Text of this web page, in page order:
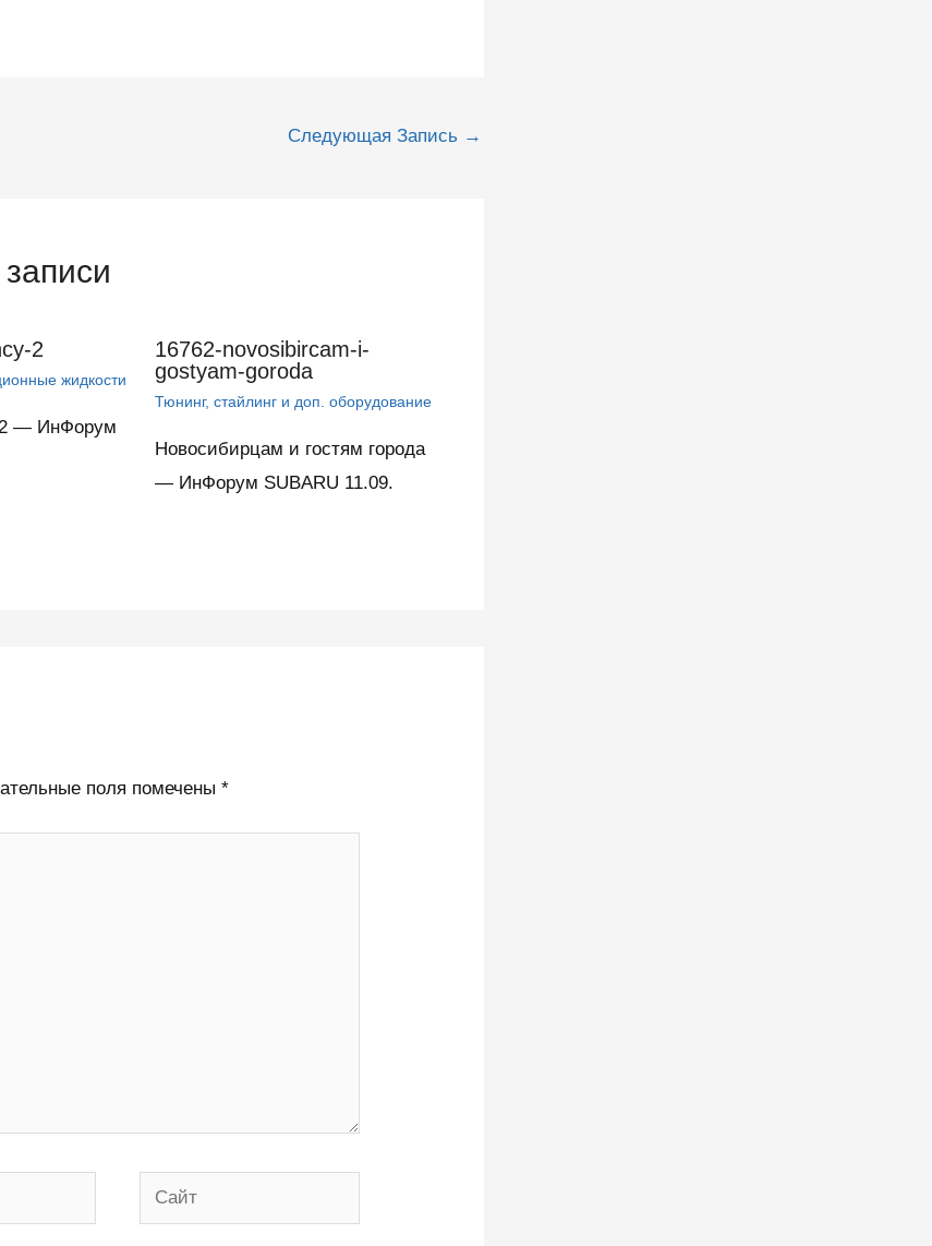
Следующая Запись →
2
жидкости
— ИнФорум
16762-novosibircam-i-
gostyam-goroda
Тюнинг, стайлинг и доп. оборудование
Новосибирцам и гостям города
— ИнФорум SUBARU 11.09.
поля помечены*
Сайт